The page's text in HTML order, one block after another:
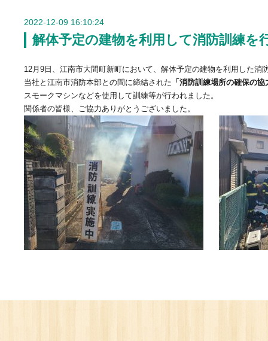
2022-12-09 16:10:24
解体予定の建物を利用して消防訓練を
12月9日、江南市大間町新町において、解体予定の建物を利用した消
当社と江南市消防本部との間に締結された 「消防訓練場所の確保の
スモークマシンなどを使用して訓練等が行われました。
関係者の皆様、ご協力ありがとうございました。